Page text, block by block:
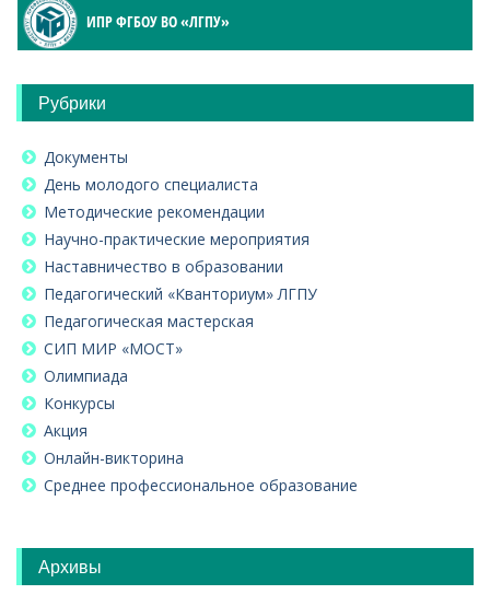
ИПР ФГБОУ ВО «ЛГПУ»
Рубрики
Документы
День молодого специалиста
Методические рекомендации
Научно-практические мероприятия
Наставничество в образовании
Педагогический «Кванториум» ЛГПУ
Педагогическая мастерская
СИП МИР «МОСТ»
Олимпиада
Конкурсы
Акция
Онлайн-викторина
Среднее профессиональное образование
Архивы